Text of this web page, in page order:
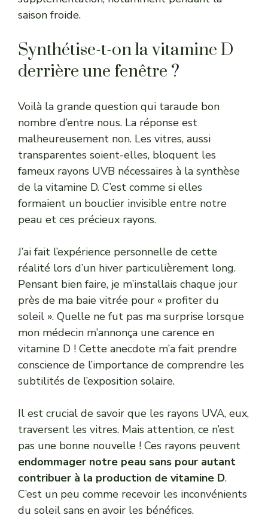
saison froide.
Synthétise-t-on la vitamine D
derrière une fenêtre ?
Voilà la grande question qui taraude bon
nombre d’entre nous. La réponse est
malheureusement non. Les vitres, aussi
transparentes soient-elles, bloquent les
fameux rayons UVB nécessaires à la synthèse
de la vitamine D. C’est comme si elles
formaient un bouclier invisible entre notre
peau et ces précieux rayons.
J’ai fait l’expérience personnelle de cette
réalité lors d’un hiver particulièrement long.
Pensant bien faire, je m’installais chaque jour
près de ma baie vitrée pour « profiter du
soleil ». Quelle ne fut pas ma surprise lorsque
mon médecin m’annonça une carence en
vitamine D ! Cette anecdote m’a fait prendre
conscience de l’importance de comprendre les
subtilités de l’exposition solaire.
Il est crucial de savoir que les rayons UVA, eux,
traversent les vitres. Mais attention, ce n’est
pas une bonne nouvelle ! Ces rayons peuvent
endommager notre peau sans pour autant
contribuer à la production de vitamine D.
C’est un peu comme recevoir les inconvénients
du soleil sans en avoir les bénéfices.